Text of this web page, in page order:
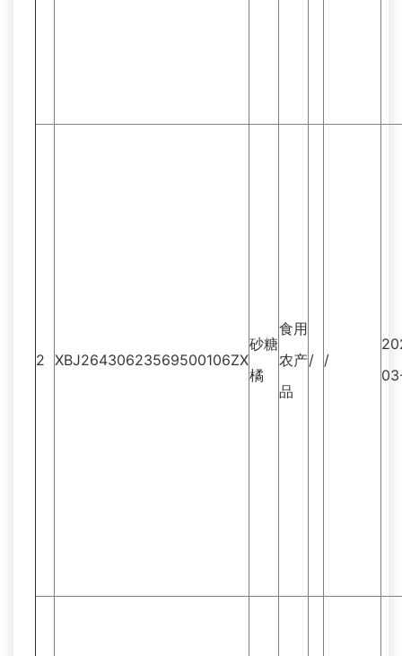
2 XBJ26430623569500106ZX
砂糖
橘
食用
农产
品
/ /